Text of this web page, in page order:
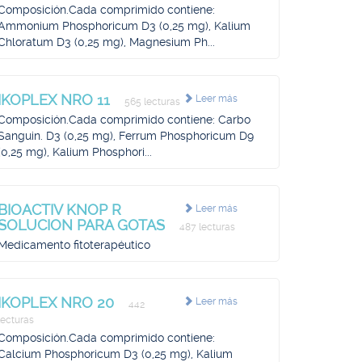
comprimido contiene:
Phosphoricum D3 (0,25 mg), Kalium
D3 (0,25 mg), Magnesium Ph...
Leer más
NRO 11 565 lecturas
comprimido contiene: Carbo
D3 (0,25 mg), Ferrum Phosphoricum D9
mg), Kalium Phosphori...
Leer más
KNOP R
PARA GOTAS
487 lecturas
fitoterapéutico
Leer más
NRO 20
442
comprimido contiene:
Phosphoricum D3 (0,25 mg), Kalium